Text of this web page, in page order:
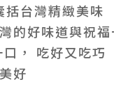
括台灣精緻美味
的好味道與祝
， 吃好又吃巧
好